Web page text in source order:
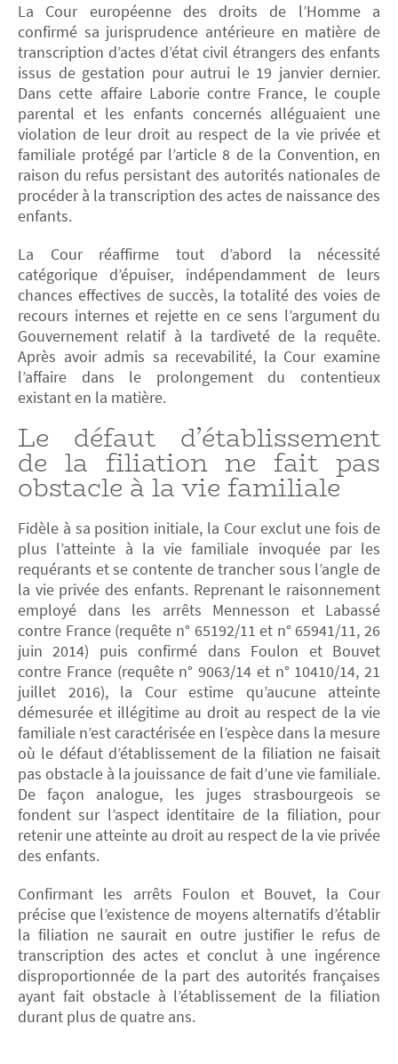
La Cour européenne des droits de l’Homme a
confirmé sa jurisprudence antérieure en matière de
transcription d’actes d’état civil étrangers des enfants
issus de gestation pour autrui le 19 janvier dernier.
Dans cette affaire Laborie contre France, le couple
parental et les enfants concernés alléguaient une
violation de leur droit au respect de la vie privée et
familiale protégé par l’article 8 de la Convention, en
raison du refus persistant des autorités nationales de
procéder à la transcription des actes de naissance des
enfants.
La Cour réaffirme tout d’abord la nécessité
catégorique d’épuiser, indépendamment de leurs
chances effectives de succès, la totalité des voies de
recours internes et rejette en ce sens l’argument du
Gouvernement relatif à la tardiveté de la requête.
Après avoir admis sa recevabilité, la Cour examine
l’affaire dans le prolongement du contentieux
existant en la matière.
Le défaut d’établissement
de la filiation ne fait pas
obstacle à la vie familiale
Fidèle à sa position initiale, la Cour exclut une fois de
plus l’atteinte à la vie familiale invoquée par les
requérants et se contente de trancher sous l’angle de
la vie privée des enfants. Reprenant le raisonnement
employé dans les arrêts Mennesson et Labassé
contre France (requête n° 65192/11 et n° 65941/11, 26
juin 2014) puis confirmé dans Foulon et Bouvet
contre France (requête n° 9063/14 et n° 10410/14, 21
juillet 2016), la Cour estime qu’aucune atteinte
démesurée et illégitime au droit au respect de la vie
familiale n’est caractérisée en l’espèce dans la mesure
où le défaut d’établissement de la filiation ne faisait
pas obstacle à la jouissance de fait d’une vie familiale.
De façon analogue, les juges strasbourgeois se
fondent sur l’aspect identitaire de la filiation, pour
retenir une atteinte au droit au respect de la vie privée
des enfants.
Confirmant les arrêts Foulon et Bouvet, la Cour
précise que l’existence de moyens alternatifs d’établir
la filiation ne saurait en outre justifier le refus de
transcription des actes et conclut à une ingérence
disproportionnée de la part des autorités françaises
ayant fait obstacle à l’établissement de la filiation
durant plus de quatre ans.